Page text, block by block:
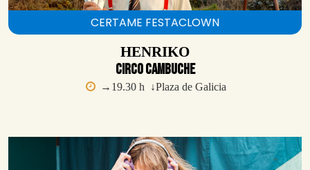
CERTAME FESTACLOWN
HENRIKO
Circo Cambuche
→19.30 h ↓Plaza de Galicia